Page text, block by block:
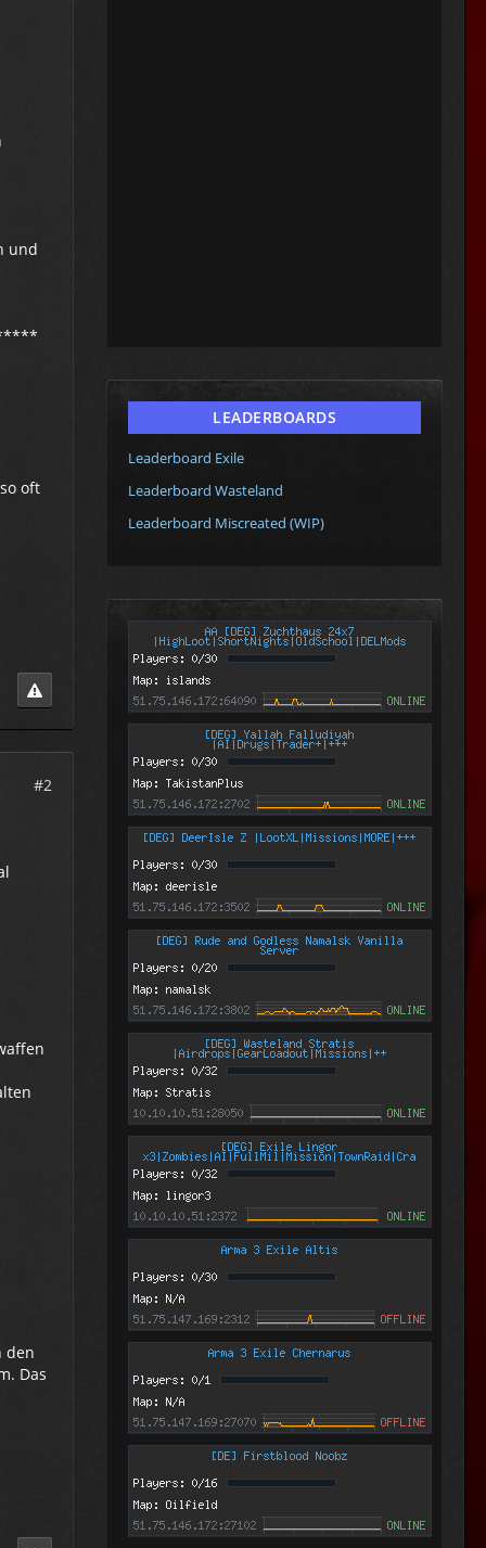
und
oft
#2
den
Das
LEADERBOARDS
Leaderboard Exile
Leaderboard Wasteland
Leaderboard Miscreated (WIP)